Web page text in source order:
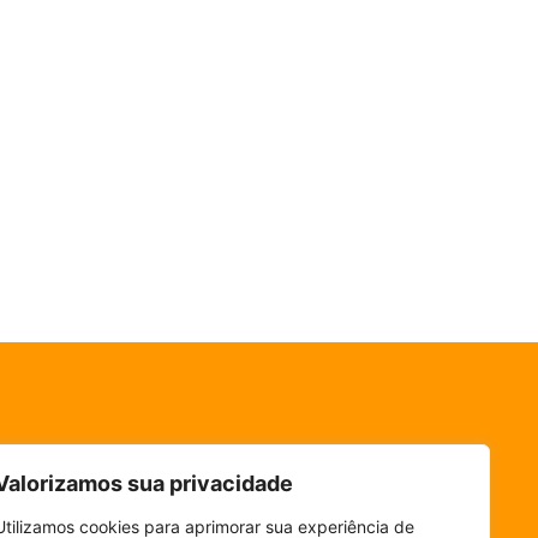
sua privacidade
cookies para aprimorar sua experiência de